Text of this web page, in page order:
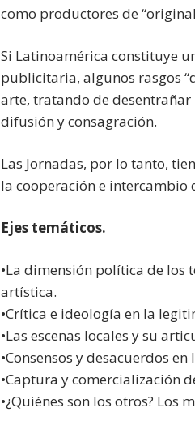
como productores de
Si Latinoamérica constituye
publicitaria, algunos rasgos
arte, tratando de
difusión y consagración.
Las Jornadas, por lo tanto,
la cooperación e intercambio
Ejes temáticos.
•La dimensión política de los
artística.
•Crítica e ideología en la
•Las escenas locales y su
•Consensos y desacuerdos
•Captura y comercialización
•¿Quiénes son los otros?